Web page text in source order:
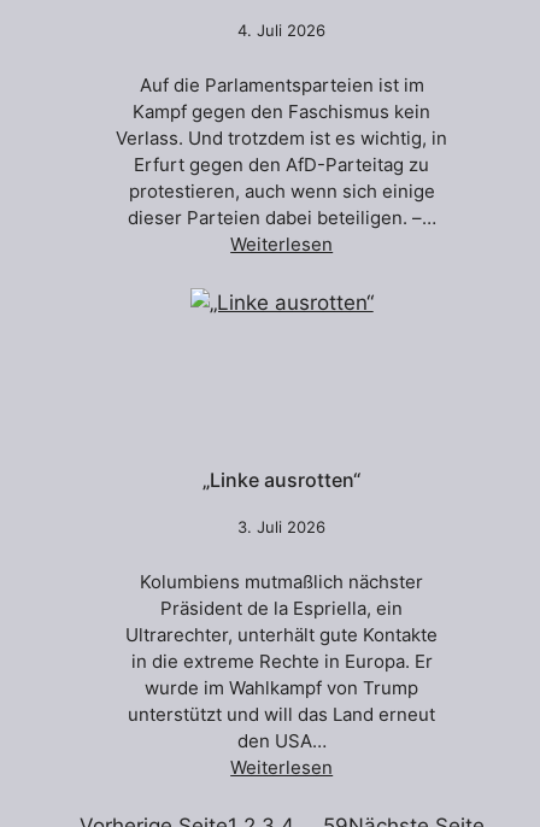
4. Juli 2026
Auf die Parlamentsparteien ist im
Kampf gegen den Faschismus kein
Verlass. Und trotzdem ist es wichtig, in
Erfurt gegen den AfD-Parteitag zu
protestieren, auch wenn sich einige
dieser Parteien dabei beteiligen. –…
Weiterlesen
„Linke ausrotten“
3. Juli 2026
Kolumbiens mutmaßlich nächster
Präsident de la Espriella, ein
Ultrarechter, unterhält gute Kontakte
in die extreme Rechte in Europa. Er
wurde im Wahlkampf von Trump
unterstützt und will das Land erneut
den USA…
Weiterlesen